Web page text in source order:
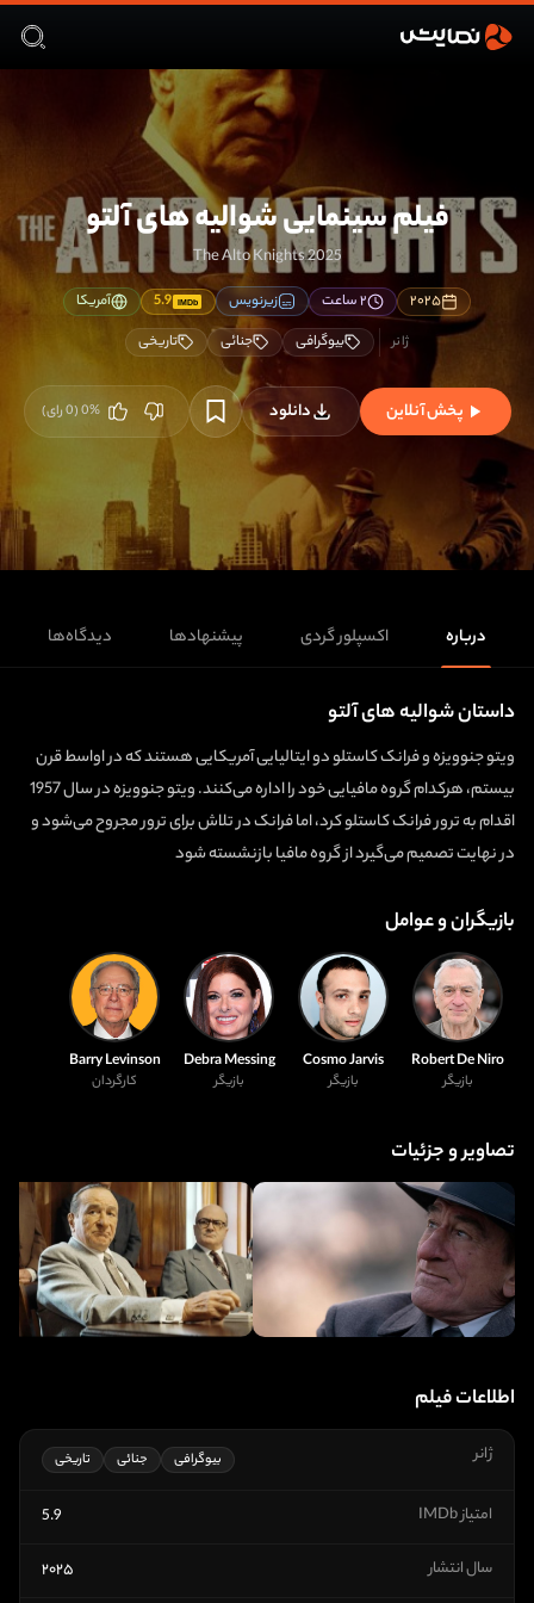
فیلم سینمایی شوالیه های آلتو
The Alto Knights 2025
۲۰۲۵ ۲ ساعت زیرنویس IMDb
5.9
آمریکا
بیوگرافی
جنائی تاریخی
پخش آنلاین دانلود 0%
(
0رای)
درباره اکسپلور گردی پیشنهادها دیدگاه‌ها
داستان شوالیه های آلتو
ویتو جنوویزه و فرانک کاستلو دو ایتالیایی آمریکایی هستند که در اواسط قرن
بیستم، هرکدام گروه مافیایی خود را اداره می‌کنند. ویتو جنوویزه در سال 1957
اقدام به ترور فرانک کاستلو کرد، اما فرانک در تلاش برای ترور مجروح می‌شود و
در نهایت تصمیم می‌گیرد از گروه مافیا بازنشسته شود
بازیگران و عوامل
Robert De Niro
بازیگر
Cosmo Jarvis
بازیگر
Debra Messing
بازیگر
Barry Levinson
کارگردان
تصاویر و جزئیات
اطلاعات فیلم
ژانر بیوگرافی جنائی تاریخی
امتیاز IMDb 5.9
سال انتشار ۲۰۲۵